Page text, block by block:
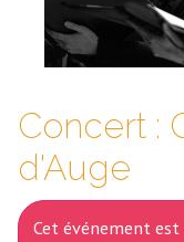
Concert :
d'Auge
Cet événement